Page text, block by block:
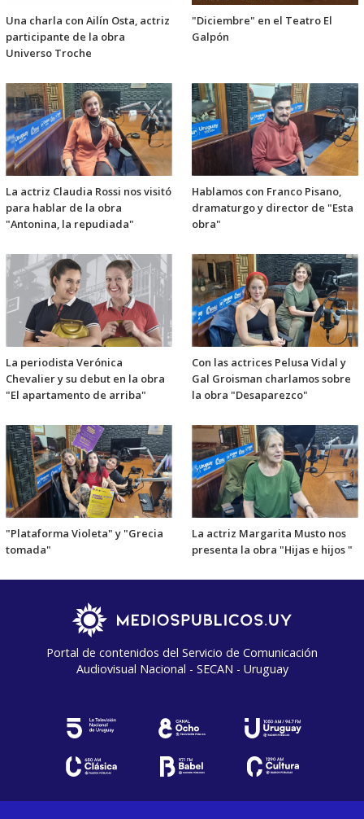
Una charla con Ailín Osta, actriz
participante de la obra
Universo Troche
"Diciembre" en el Teatro El
Galpón
La actriz Claudia Rossi nos visitó
para hablar de la obra
"Antonina, la repudiada"
Hablamos con Franco Pisano,
dramaturgo y director de "Esta
obra"
La periodista Verónica
Chevalier y su debut en la obra
"El apartamento de arriba"
Con las actrices Pelusa Vidal y
Gal Groisman charlamos sobre
la obra "Desaparezco"
"Plataforma Violeta" y "Grecia
tomada"
La actriz Margarita Musto nos
presenta la obra "Hijas e hijos "
Portal de contenidos del Servicio de Comunicación
Audiovisual Nacional - SECAN - Uruguay